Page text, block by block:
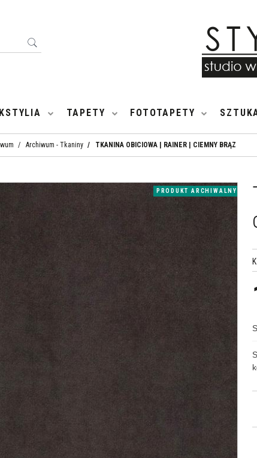
TAPETY FOTOTAPETY
/ Archiwum - Tkaniny / TKANINA OBICIOWA | RAINER | CIEMNY BRĄZ
PRODUKT ARCHIWALNY